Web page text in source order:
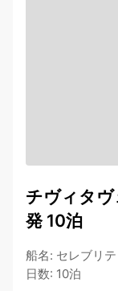
チヴィタ
発 10泊
船名: セレブリ
日数: 10泊